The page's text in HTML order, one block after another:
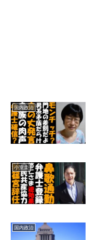
国内政治
小室圭
国内政治